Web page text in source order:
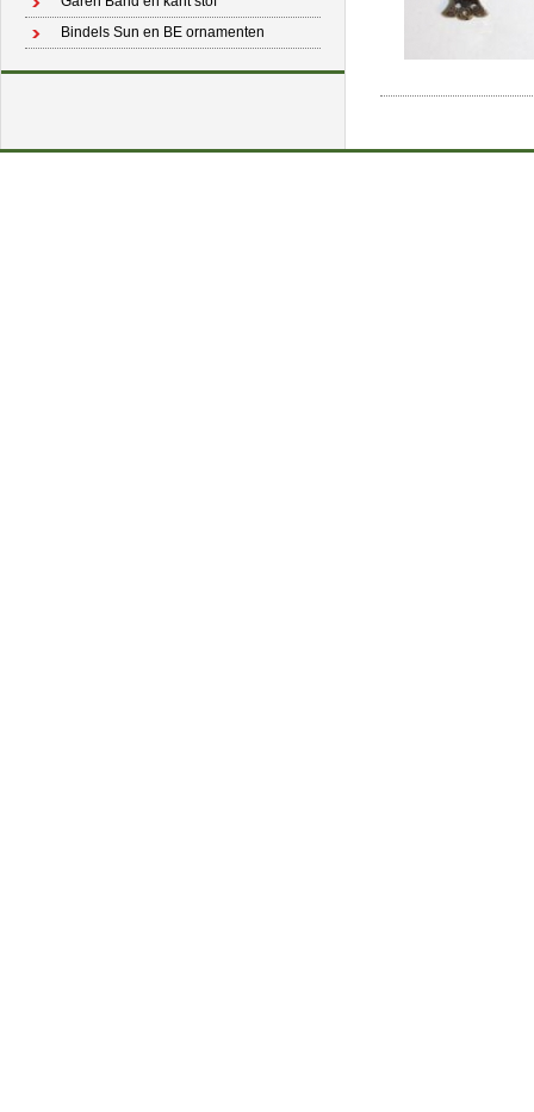
Bindels Sun en BE ornamenten